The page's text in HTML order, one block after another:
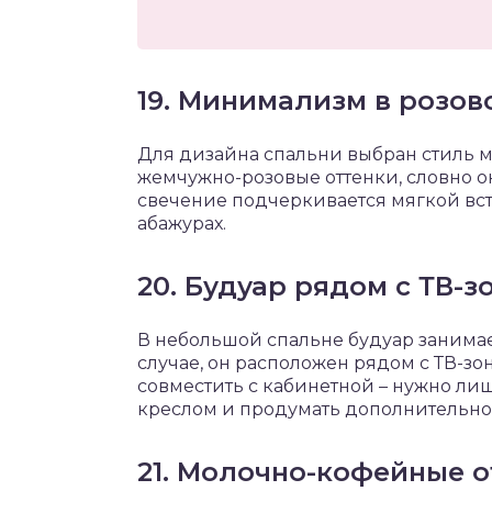
19. Минимализм в
Для дизайна спальни выбран стиль
жемчужно-розовые оттенки, словно
свечение подчеркивается мягкой
абажурах.
20. Будуар рядом с ТВ-
В небольшой спальне будуар
случае, он расположен рядом с ТВ-
совместить с кабинетной – нужно
креслом и продумать
21. Молочно-кофейные